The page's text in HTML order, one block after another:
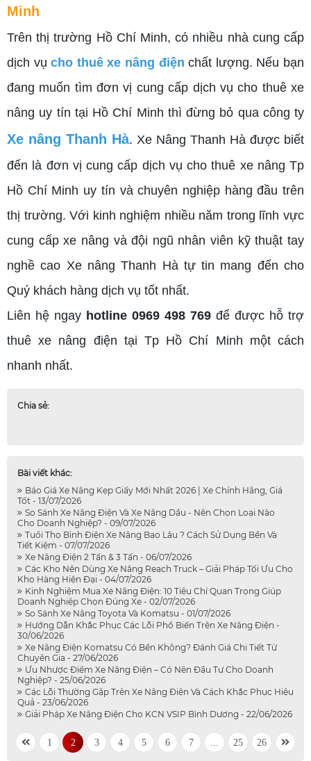
Minh
Trên thị trường Hồ Chí Minh, có nhiều nhà cung cấp
dịch vụcho thuê xe nâng điện chất lượng. Nếu bạn
đang muốn tìm đơn vị cung cấp dịch vụ cho thuê xe
nâng uy tín tại Hồ Chí Minh thì đừng bỏ qua công ty
Xe nâng Thanh Hà. Xe Nâng Thanh Hà được biết
đến là đơn vị cung cấp dịch vụ cho thuê xe nâng Tp
Hồ Chí Minh uy tín và chuyên nghiệp hàng đầu trên
thị trường. Với kinh nghiệm nhiều năm trong lĩnh vực
cung cấp xe nâng và đội ngũ nhân viên kỹ thuật tay
nghề cao Xe nâng Thanh Hà tự tin mang đến cho
Quý khách hàng dịch vụ tốt nhất.
Liên hệ ngay hotline 0969 498 769 để được hỗ trợ
thuê xe nâng điện tại Tp Hồ Chí Minh một cách
nhanh nhất.
Chia sẻ:
Bài viết khác:
Báo Giá Xe Nâng Kẹp Giấy Mới Nhất 2026 | Xe Chính Hãng, Giá
Tốt - 13/07/2026
So Sánh Xe Nâng Điện Và Xe Nâng Dầu - Nên Chọn Loại Nào
Cho Doanh Nghiệp? - 09/07/2026
Tuổi Thọ Bình Điện Xe Nâng Bao Lâu ? Cách Sử Dụng Bền Và
Tiết Kiệm - 07/07/2026
Xe Nâng Điện 2 Tấn & 3 Tấn - 06/07/2026
Các Kho Nên Dùng Xe Nâng Reach Truck – Giải Pháp Tối Ưu Cho
Kho Hàng Hiện Đại - 04/07/2026
Kinh Nghiệm Mua Xe Nâng Điện: 10 Tiêu Chí Quan Trọng Giúp
Doanh Nghiệp Chọn Đúng Xe - 02/07/2026
So Sánh Xe Nâng Toyota Và Komatsu - 01/07/2026
Hướng Dẫn Khắc Phục Các Lỗi Phổ Biến Trên Xe Nâng Điện -
30/06/2026
Xe Nâng Điện Komatsu Có Bền Không? Đánh Giá Chi Tiết Từ
Chuyên Gia - 27/06/2026
Ưu Nhược Điểm Xe Nâng Điện – Có Nên Đầu Tư Cho Doanh
Nghiệp? - 25/06/2026
Các Lỗi Thường Gặp Trên Xe Nâng Điện Và Cách Khắc Phục Hiệu
Quả - 23/06/2026
Giải Pháp Xe Nâng Điện Cho KCN VSIP Bình Dương - 22/06/2026
1 2 3 4 5 6 7 25 26